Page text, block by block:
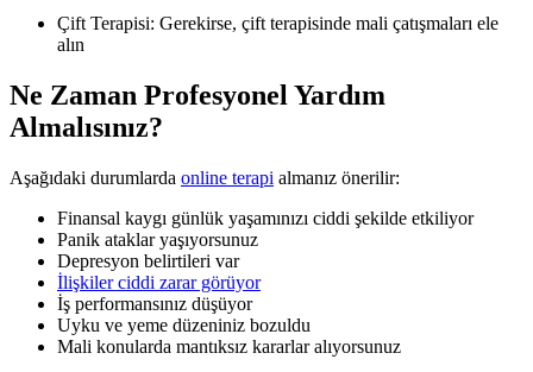
Çift Terapisi: Gerekirse, çift terapisinde mali çatışmaları ele
alın
Ne Zaman Profesyonel Yardım
Almalısınız?
Aşağıdaki durumlarda online terapi almanız önerilir:
Finansal kaygı günlük yaşamınızı ciddi şekilde etkiliyor
Panik ataklar yaşıyorsunuz
Depresyon belirtileri var
İlişkiler ciddi zarar görüyor
İş performansınız düşüyor
Uyku ve yeme düzeniniz bozuldu
Mali konularda mantıksız kararlar alıyorsunuz